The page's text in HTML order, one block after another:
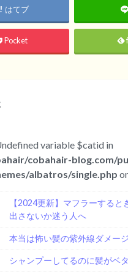
はてブ
Pocket
variable $catid in
cobahair-blog.com/
albatros/single.php
【2024更新】マフラーすると
出さないか迷う人へ
本当は怖い髪の紫外線ダメージ
シャンプーしてるのに髪がベ